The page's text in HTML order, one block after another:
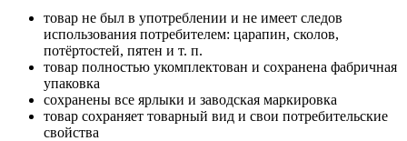
товар не был в употреблении и не имеет следов
использования потребителем: царапин, сколов,
потёртостей, пятен и т. п.
товар полностью укомплектован и сохранена фабричная
упаковка
сохранены все ярлыки и заводская маркировка
товар сохраняет товарный вид и свои потребительские
свойства